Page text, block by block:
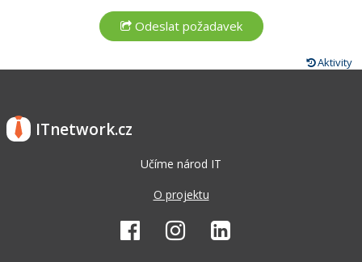
Aktivity
ITnetwork.cz
Učíme národ IT
O projektu